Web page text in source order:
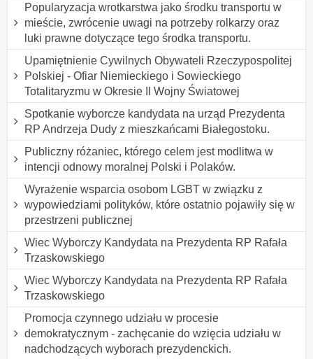
Popularyzacja wrotkarstwa jako środku transportu w
mieście, zwrócenie uwagi na potrzeby rolkarzy oraz
luki prawne dotyczące tego środka transportu.
Upamiętnienie Cywilnych Obywateli Rzeczypospolitej
Polskiej - Ofiar Niemieckiego i Sowieckiego
Totalitaryzmu w Okresie II Wojny Światowej
Spotkanie wyborcze kandydata na urząd Prezydenta
RP Andrzeja Dudy z mieszkańcami Białegostoku.
Publiczny różaniec, którego celem jest modlitwa w
intencji odnowy moralnej Polski i Polaków.
Wyrażenie wsparcia osobom LGBT w związku z
wypowiedziami polityków, które ostatnio pojawiły się w
przestrzeni publicznej
Wiec Wyborczy Kandydata na Prezydenta RP Rafała
Trzaskowskiego
Wiec Wyborczy Kandydata na Prezydenta RP Rafała
Trzaskowskiego
Promocja czynnego udziału w procesie
demokratycznym - zachęcanie do wzięcia udziału w
nadchodzących wyborach prezydenckich.